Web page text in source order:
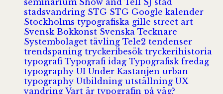
stadsvandring STG STG Google kalender
Stockholms typografiska gille street art
Svensk Bokkonst Svenska Tecknare
Systembolaget tävling Tele2 tendenser
trendspaning tryckeribesök tryckerihistoria
typografi Typografi idag Typografisk fredag
typography UI Under Kastanjen urban
typography Utbildning utställning UX
vandring Vart är typografin på väg?